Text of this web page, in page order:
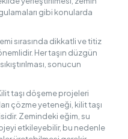
gibi konularda
sırasında dikkatli ve titiz
Her taşın düzgün
sonucun
taşı döşeme projeleri
çözme yeteneği, kilit taşı
Zemindeki eğim, su
etkileyebilir, bu nedenle